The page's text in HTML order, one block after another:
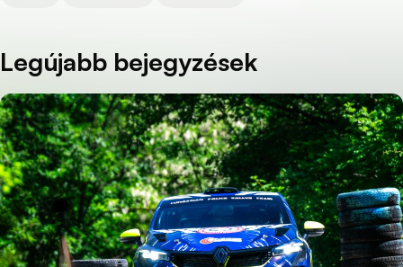
Legújabb bejegyzések